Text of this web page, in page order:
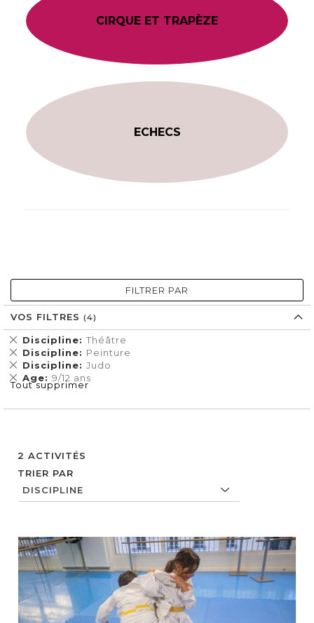
CIRQUE ET TRAPÈZE
ECHECS
2 ACTIVITÉS
TRIER PAR
FILTRER PAR
VOS FILTRES
Discipline Théâtre
Supprimer
cet
Élément
Discipline Peinture
Supprimer
cet
Élément
Discipline Judo
Supprimer
cet
Élément
Age 9/12 ans
Supprimer
cet
Tout supprimer